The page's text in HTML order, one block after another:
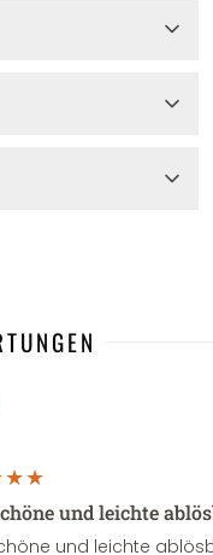
und leichte
und leichte